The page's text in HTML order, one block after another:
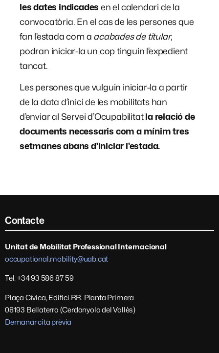
les dates indicades en el calendari de la
convocatòria. En el cas de les persones que
fan l’estada com a acabades de titular,
podran iniciar-la un cop tinguin l’expedient
tancat.
Les persones que vulguin iniciar-la a partir
de la data d’inici de les mobilitats han
d’enviar al Servei d’Ocupabilitatla relació de
documents necessaris com a mínim tres
setmanes abans d’iniciar l’estada.
Contacte
Unitat de Mobilitat Professional Internacional
occupational.mobility@uab.cat
Tel. +34 93 586 87 59
Plaça Cívica, Edifici RR. Planta Primera
08193 Bellaterra (Cerdanyola del Vallès)
Demanar cita prèvia